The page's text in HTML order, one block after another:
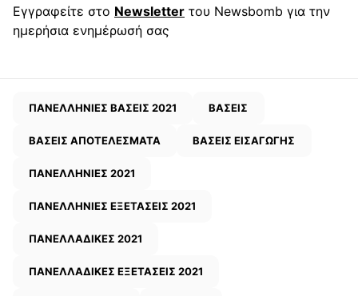
Εγγραφείτε στο Newsletter του Newsbomb για την
ημερήσια ενημέρωσή σας
ΠΑΝΕΛΛΗΝΙΕΣ ΒΑΣΕΙΣ 2021 ΒΑΣΕΙΣ
ΒΑΣΕΙΣ ΑΠΟΤΕΛΕΣΜΑΤΑ ΒΑΣΕΙΣ ΕΙΣΑΓΩΓΗΣ
ΠΑΝΕΛΛΗΝΙΕΣ 2021
ΠΑΝΕΛΛΗΝΙΕΣ ΕΞΕΤΑΣΕΙΣ 2021
ΠΑΝΕΛΛΑΔΙΚΕΣ 2021
ΠΑΝΕΛΛΑΔΙΚΕΣ ΕΞΕΤΑΣΕΙΣ 2021